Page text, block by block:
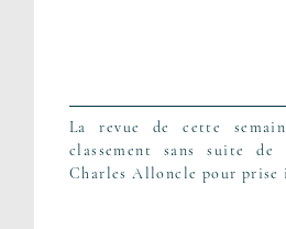
La revue de cette
classement sans suite
Charles Alloncle pour prise